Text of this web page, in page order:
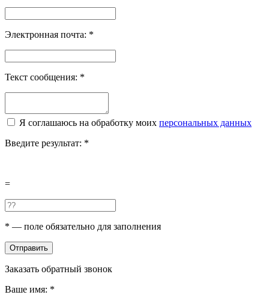
Электронная почта: *
Текст сообщения: *
Я соглашаюсь на обработку моих персональных данных
Введите результат: *
=
* — поле обязательно для заполнения
Отправить
Заказать обратный звонок
Ваше имя: *